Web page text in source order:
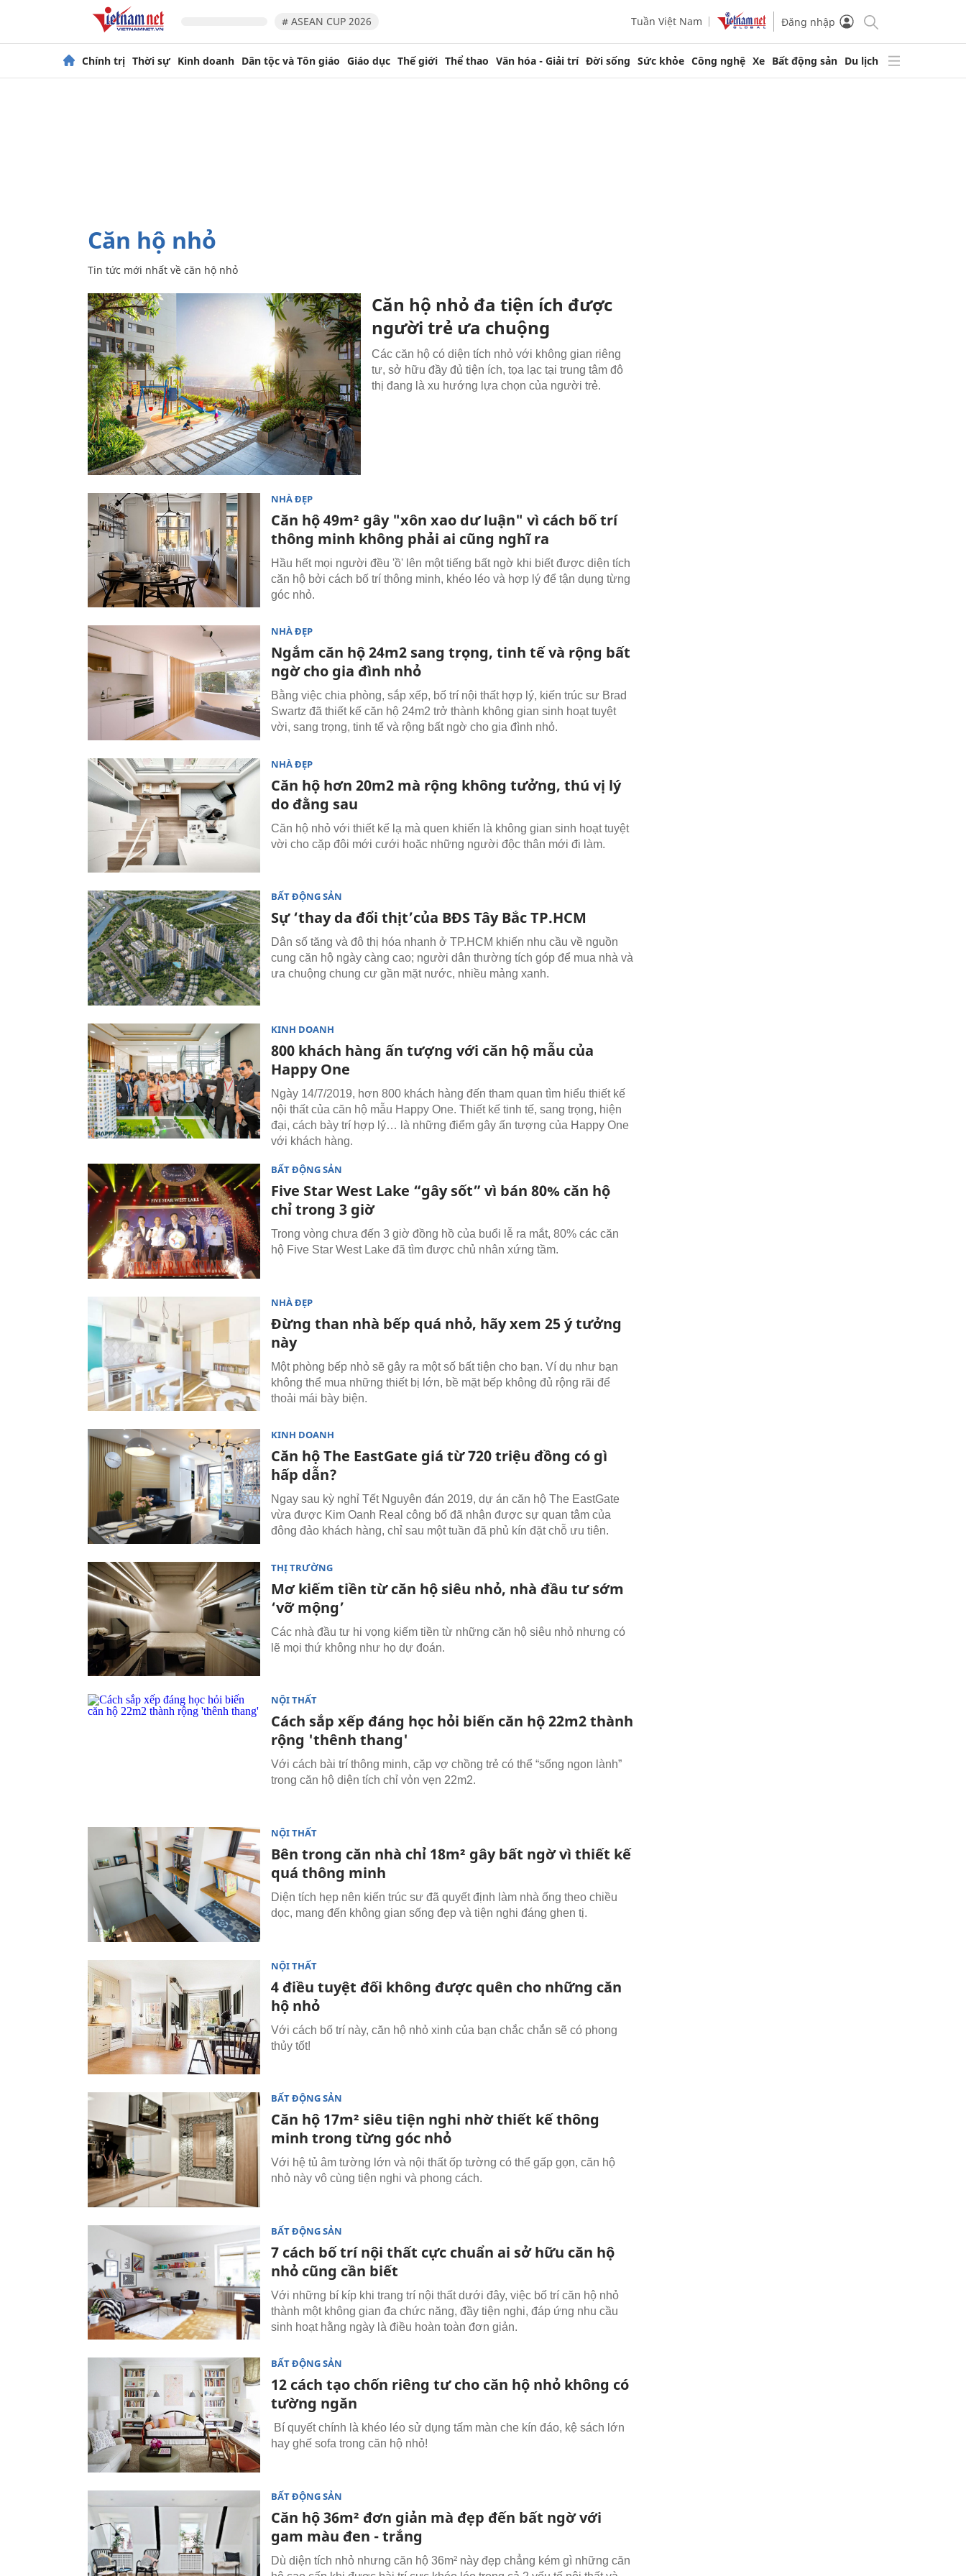
# ASEAN CUP 2026 Tuần Việt Nam Đăng nhập
Chính trị Thời sự Kinh doanh Dân tộc và Tôn giáo Giáo dục Thế giới Thể thao Văn hóa - Giải trí Đời sống Sức khỏe Công nghệ Xe Bất động sản Du lịch
căn hộ nhỏ
Tin tức mới nhất về căn hộ nhỏ
Căn hộ nhỏ đa tiện ích được
người trẻ ưa chuộng
Các căn hộ có diện tích nhỏ với không gian riêng
tư, sở hữu đầy đủ tiện ích, tọa lạc tại trung tâm đô
thị đang là xu hướng lựa chọn của người trẻ.
NHÀ ĐẸP
Căn hộ 49m² gây "xôn xao dư luận" vì cách bố trí
thông minh không phải ai cũng nghĩ ra
Hầu hết mọi người đều 'ồ' lên một tiếng bất ngờ khi biết được diện tích
căn hộ bởi cách bố trí thông minh, khéo léo và hợp lý để tận dụng từng
góc nhỏ.
NHÀ ĐẸP
Ngắm căn hộ 24m2 sang trọng, tinh tế và rộng bất
ngờ cho gia đình nhỏ
Bằng việc chia phòng, sắp xếp, bố trí nội thất hợp lý, kiến ​​trúc sư Brad
Swartz đã thiết kế căn hộ 24m2 trở thành không gian sinh hoạt tuyệt
vời, sang trọng, tinh tế và rộng bất ngờ cho gia đình nhỏ.
NHÀ ĐẸP
Căn hộ hơn 20m2 mà rộng không tưởng, thú vị lý
do đằng sau
Căn hộ nhỏ với thiết kế lạ mà quen khiến là không gian sinh hoạt tuyệt
vời cho cặp đôi mới cưới hoặc những người độc thân mới đi làm.
BẤT ĐỘNG SẢN
Sự ‘thay da đổi thịt’của BĐS Tây Bắc TP.HCM
Dân số tăng và đô thị hóa nhanh ở TP.HCM khiến nhu cầu về nguồn
cung căn hộ ngày càng cao; người dân thường tích góp để mua nhà và
ưa chuộng chung cư gần mặt nước, nhiều mảng xanh.
KINH DOANH
800 khách hàng ấn tượng với căn hộ mẫu của
Happy One
Ngày 14/7/2019, hơn 800 khách hàng đến tham quan tìm hiểu thiết kế
nội thất của căn hộ mẫu Happy One. Thiết kế tinh tế, sang trọng, hiện
đại, cách bày trí hợp lý… là những điểm gây ấn tượng của Happy One
với khách hàng.
BẤT ĐỘNG SẢN
Five Star West Lake “gây sốt” vì bán 80% căn hộ
chỉ trong 3 giờ
Trong vòng chưa đến 3 giờ đồng hồ của buổi lễ ra mắt, 80% các căn
hộ Five Star West Lake đã tìm được chủ nhân xứng tầm.
NHÀ ĐẸP
Đừng than nhà bếp quá nhỏ, hãy xem 25 ý tưởng
này
Một phòng bếp nhỏ sẽ gây ra một số bất tiện cho bạn. Ví dụ như bạn
không thể mua những thiết bị lớn, bề mặt bếp không đủ rộng rãi để
thoải mái bày biện.
KINH DOANH
Căn hộ The EastGate giá từ 720 triệu đồng có gì
hấp dẫn?
Ngay sau kỳ nghỉ Tết Nguyên đán 2019, dự án căn hộ The EastGate
vừa được Kim Oanh Real công bố đã nhận được sự quan tâm của
đông đảo khách hàng, chỉ sau một tuần đã phủ kín đặt chỗ ưu tiên.
THỊ TRƯỜNG
Mơ kiếm tiền từ căn hộ siêu nhỏ, nhà đầu tư sớm
‘vỡ mộng’
Các nhà đầu tư hi vọng kiếm tiền từ những căn hộ siêu nhỏ nhưng có
lẽ mọi thứ không như họ dự đoán.
NỘI THẤT
Cách sắp xếp đáng học hỏi biến căn hộ 22m2 thành
rộng 'thênh thang'
Với cách bài trí thông minh, cặp vợ chồng trẻ có thể “sống ngon lành”
trong căn hộ diện tích chỉ vỏn vẹn 22m2.
NỘI THẤT
Bên trong căn nhà chỉ 18m² gây bất ngờ vì thiết kế
quá thông minh
Diện tích hẹp nên kiến trúc sư đã quyết định làm nhà ống theo chiều
dọc, mang đến không gian sống đẹp và tiện nghi đáng ghen tị.
NỘI THẤT
4 điều tuyệt đối không được quên cho những căn
hộ nhỏ
Với cách bố trí này, căn hộ nhỏ xinh của bạn chắc chắn sẽ có phong
thủy tốt!
BẤT ĐỘNG SẢN
Căn hộ 17m² siêu tiện nghi nhờ thiết kế thông
minh trong từng góc nhỏ
Với hệ tủ âm tường lớn và nội thất ốp tường có thể gấp gọn, căn hộ
nhỏ này vô cùng tiện nghi và phong cách.
BẤT ĐỘNG SẢN
7 cách bố trí nội thất cực chuẩn ai sở hữu căn hộ
nhỏ cũng cần biết
Với những bí kíp khi trang trí nội thất dưới đây, việc bố trí căn hộ nhỏ
thành một không gian đa chức năng, đầy tiện nghi, đáp ứng nhu cầu
sinh hoạt hằng ngày là điều hoàn toàn đơn giản.
BẤT ĐỘNG SẢN
12 cách tạo chốn riêng tư cho căn hộ nhỏ không có
tường ngăn
Bí quyết chính là khéo léo sử dụng tấm màn che kín đáo, kệ sách lớn
hay ghế sofa trong căn hộ nhỏ!
BẤT ĐỘNG SẢN
Căn hộ 36m² đơn giản mà đẹp đến bất ngờ với
gam màu đen - trắng
Dù diện tích nhỏ nhưng căn hộ 36m² này đẹp chẳng kém gì những căn